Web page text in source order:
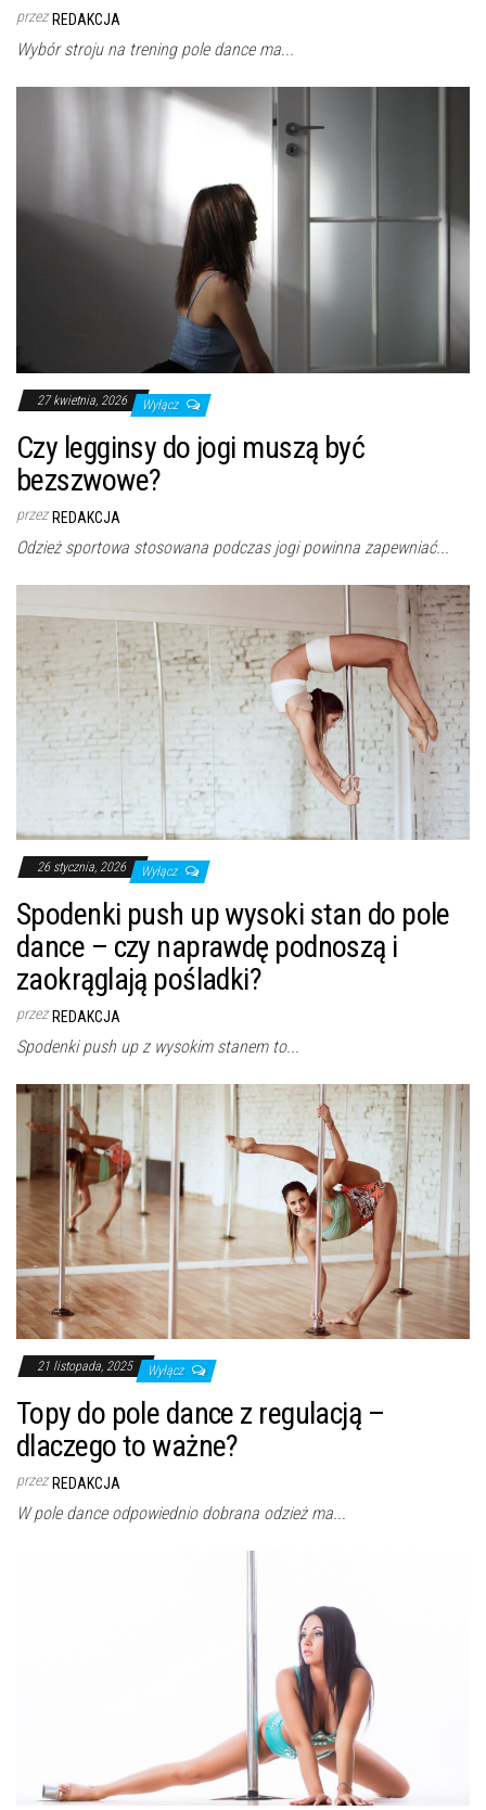
przez REDAKCJA
Wybór stroju na trening pole dance ma...
27 kwietnia, 2026 Wyłącz
Czy legginsy do jogi muszą być
bezszwowe?
przez REDAKCJA
Odzież sportowa stosowana podczas jogi powinna zapewniać...
26 stycznia, 2026 Wyłącz
Spodenki push up wysoki stan do pole
dance – czy naprawdę podnoszą i
zaokrąglają pośladki?
przez REDAKCJA
Spodenki push up z wysokim stanem to...
21 listopada, 2025 Wyłącz
Topy do pole dance z regulacją –
dlaczego to ważne?
przez REDAKCJA
W pole dance odpowiednio dobrana odzież ma...